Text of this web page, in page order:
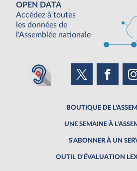
OPEN DATA
Accédez à toutes
les données de
l'Assemblée nationale
BOUTIQUE DE
UNE SEMAINE À
S'ABONNER À UN
OUTIL D'ÉVALUATION